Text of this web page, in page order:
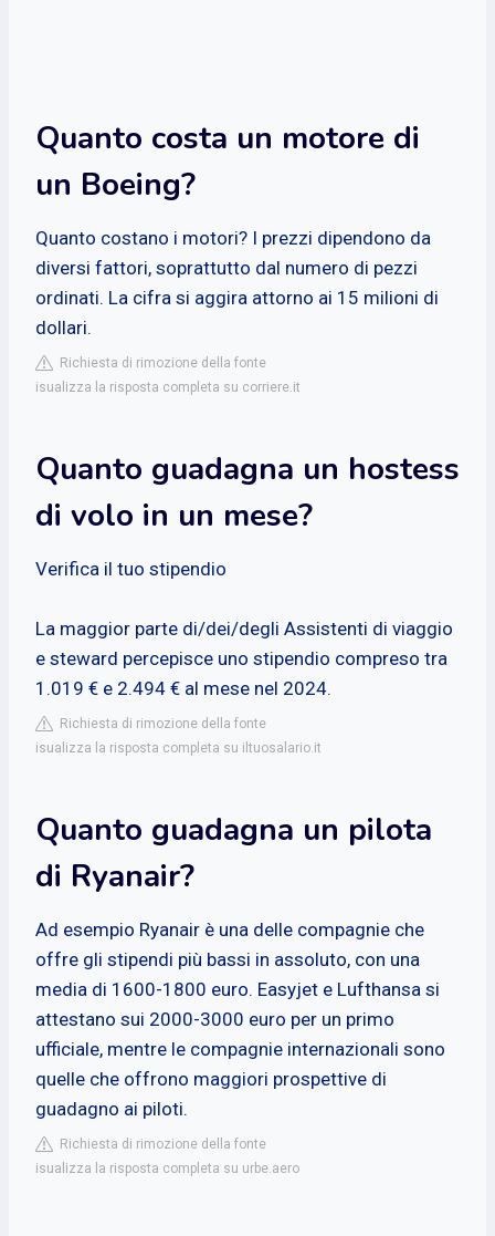
Quanto costa un motore di
un Boeing?
Quanto costano i motori? I prezzi dipendono da
diversi fattori, soprattutto dal numero di pezzi
ordinati. La cifra si aggira attorno ai 15 milioni di
dollari.
Richiesta di rimozione della fonte
isualizza la risposta completa su corriere.it
Quanto guadagna un hostess
di volo in un mese?
Verifica il tuo stipendio
La maggior parte di/dei/degli Assistenti di viaggio
e steward percepisce uno stipendio compreso tra
1.019 € e 2.494 € al mese nel 2024.
Richiesta di rimozione della fonte
isualizza la risposta completa su iltuosalario.it
Quanto guadagna un pilota
di Ryanair?
Ad esempio Ryanair è una delle compagnie che
offre gli stipendi più bassi in assoluto, con una
media di 1600-1800 euro. Easyjet e Lufthansa si
attestano sui 2000-3000 euro per un primo
ufficiale, mentre le compagnie internazionali sono
quelle che offrono maggiori prospettive di
guadagno ai piloti.
Richiesta di rimozione della fonte
isualizza la risposta completa su urbe.aero